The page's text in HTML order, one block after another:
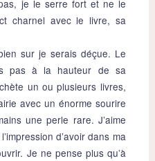
je le serre fort et ne le
charnel avec le livre, sa
sur je serais déçue. Le
pas à la hauteur de sa
un ou plusieurs livres,
avec un énorme sourire
une perle rare. J’aime
d’avoir dans ma
Je ne pense plus qu’à